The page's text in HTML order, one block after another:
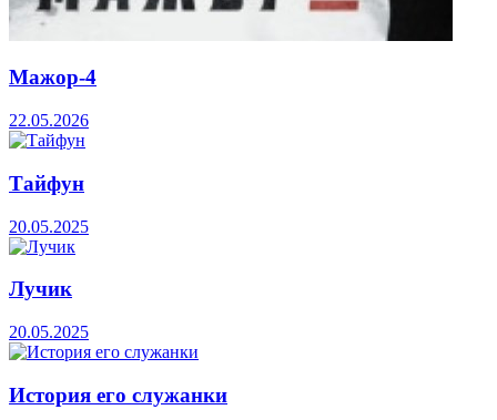
Мажор-4
22.05.2026
Тайфун
20.05.2025
Лучик
20.05.2025
История его служанки